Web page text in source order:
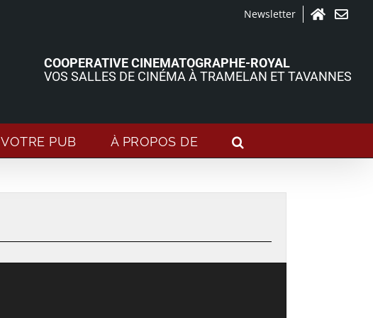
Newsletter
COOPERATIVE CINEMATOGRAPHE-ROYAL
VOS SALLES DE CINÉMA À TRAMELAN ET TAVANNES
VOTRE PUB À PROPOS DE